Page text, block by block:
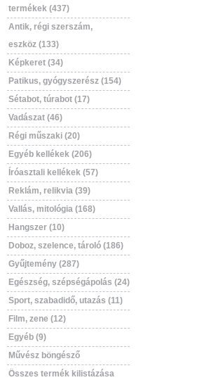
termékek (437)
Antik, régi szerszám,
eszköz (133)
Képkeret (34)
Patikus, gyógyszerész (154)
Sétabot, túrabot (17)
Vadászat (46)
Régi műszaki (20)
Egyéb kellékek (206)
Íróasztali kellékek (57)
Reklám, relikvia (39)
Vallás, mitológia (168)
Hangszer (10)
Doboz, szelence, tároló (186)
Gyűjtemény (287)
Egészség, szépségápolás (24)
Sport, szabadidő, utazás (11)
Film, zene (12)
Egyéb (9)
Művész böngésző
Összes termék kilistázása